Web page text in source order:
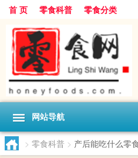
首 页 零食科普 零食分类
网站导航
> 零食科普 > 产后能吃什么零